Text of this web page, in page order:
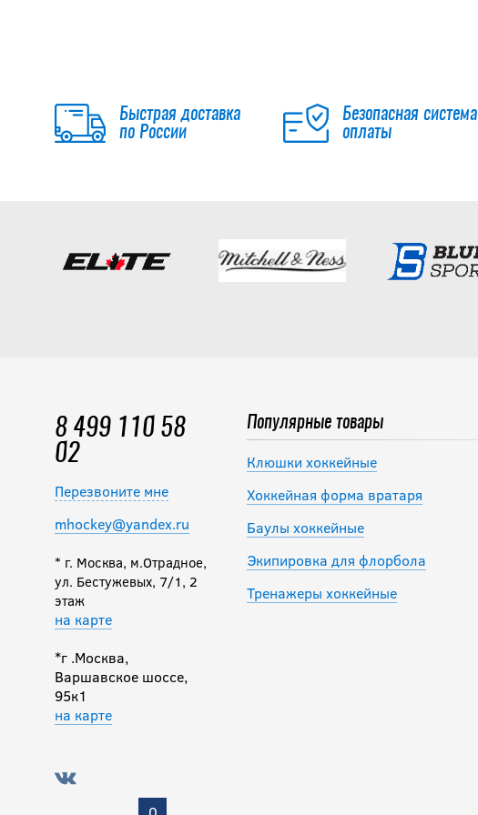
Быстрая доставка
по России
Безопасная система
оплаты
8 499 110 58
02
Перезвоните мне
mhockey@yandex.ru
* г. Москва, м.Отрадное,
ул. Бестужевых, 7/1, 2
этаж
на карте
*г .Москва,
Варшавское шоссе,
95к1
на карте
Популярные товары
Клюшки хоккейные
Хоккейная форма вратаря
Баулы хоккейные
Экипировка для флорбола
Тренажеры хоккейные